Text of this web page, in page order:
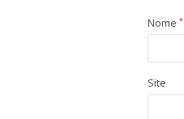
Nome *
Site